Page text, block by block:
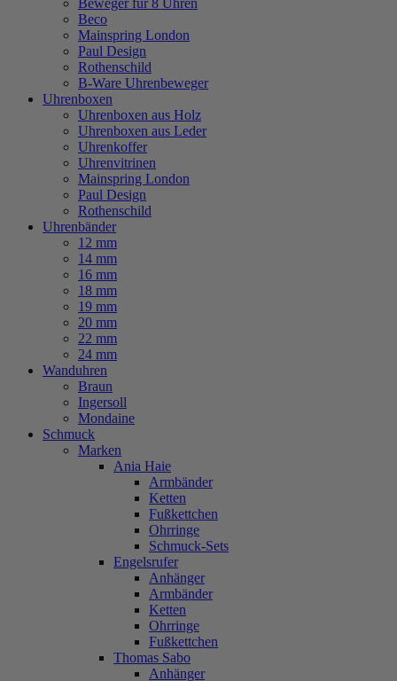
Beweger für 8 Uhren
Beco
Mainspring London
Paul Design
Rothenschild
B-Ware Uhrenbeweger
Uhrenboxen
Uhrenboxen aus Holz
Uhrenboxen aus Leder
Uhrenkoffer
Uhrenvitrinen
Mainspring London
Paul Design
Rothenschild
Uhrenbänder
12 mm
14 mm
16 mm
18 mm
19 mm
20 mm
22 mm
24 mm
Wanduhren
Braun
Ingersoll
Mondaine
Schmuck
Marken
Ania Haie
Armbänder
Ketten
Fußkettchen
Ohrringe
Schmuck-Sets
Engelsrufer
Anhänger
Armbänder
Ketten
Ohrringe
Fußkettchen
Thomas Sabo
Anhänger